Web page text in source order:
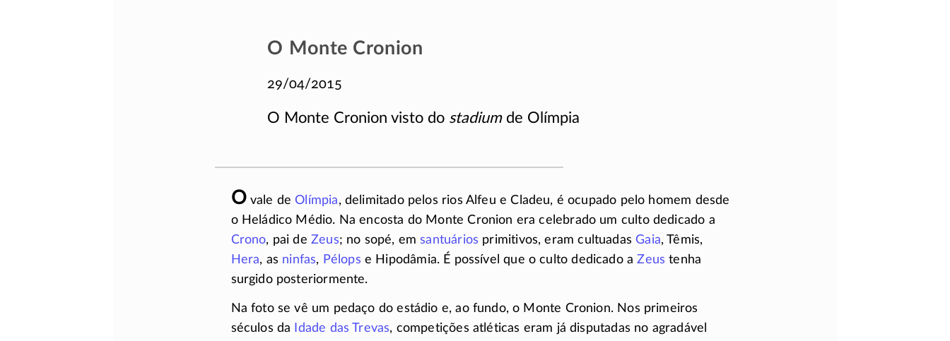
O Monte Cronion
29/04/2015
O Monte Cronion visto do stadiumde Olímpia
Ovale deOlímpia, delimitado pelos rios Alfeu e Cladeu, é ocupado pelo homem desde
o Heládico Médio. Na encosta do Monte Cronion era celebrado um culto dedicado a
Crono, pai deZeus; no sopé, em santuários primitivos, eram cultuadasGaia, Têmis,
Hera, as ninfas, Pélops e Hipodâmia. É possível que o culto dedicado aZeus tenha
surgido posteriormente.
Na foto se vê um pedaço do estádio e, ao fundo, o Monte Cronion. Nos primeiros
séculos da
Idade das Trevas, competições atléticas eram já disputadas no agradável